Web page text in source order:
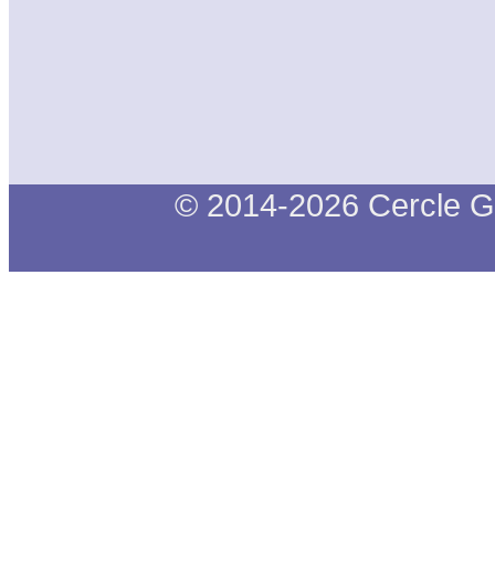
© 2014-2026 Cercle